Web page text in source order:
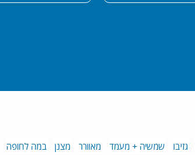
גזיבו שמשיה + מעמד מאוורר מצנן במה לחופה